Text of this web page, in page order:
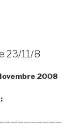
23/11/8
2008